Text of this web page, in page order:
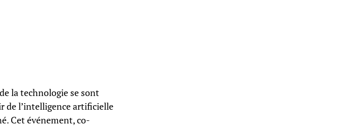
la technologie se sont
de l’intelligence artificielle
Cet événement, co-